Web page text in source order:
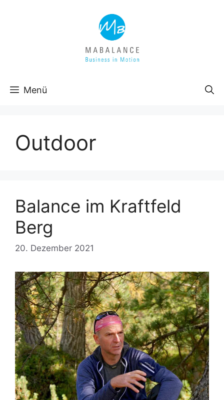
Menü
Outdoor
Balance im Kraftfeld
Berg
20. Dezember 2021